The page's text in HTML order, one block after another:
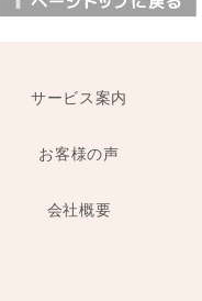
サービス案内
お客様の声
会社概要